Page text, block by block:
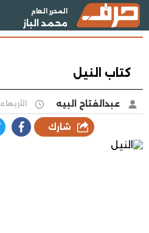
المحرر العام
محمد الباز
كتاب النيل
عبدالفتاح البيه الأربعاء 10/أبريل/2024 - 11:40 ص
شارك